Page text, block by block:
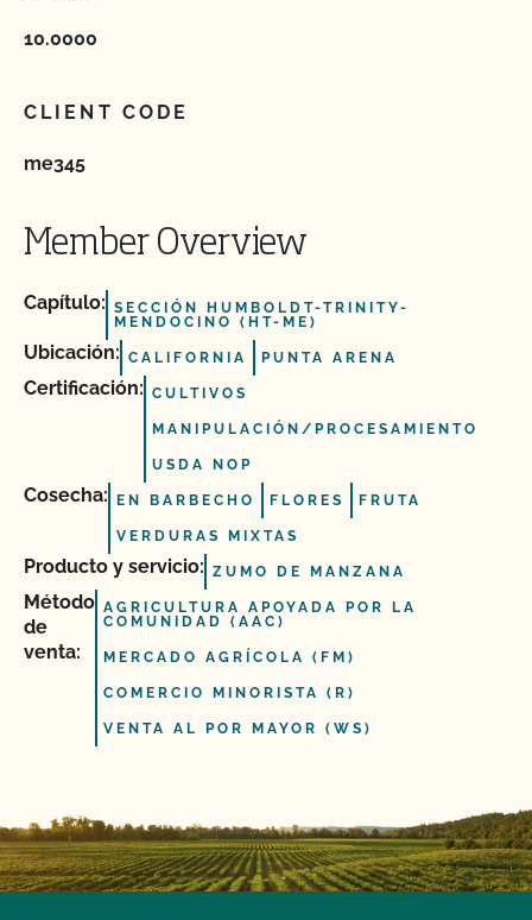
10.0000
CLIENT CODE
me345
Member Overview
Capítulo: SECCIÓN HUMBOLDT-TRINITY-
MENDOCINO (HT-ME)
Ubicación: CALIFORNIA PUNTA ARENA
Certificación: CULTIVOS
MANIPULACIÓN/PROCESAMIENTO
USDA NOP
Cosecha: EN BARBECHO FLORES FRUTA
VERDURAS MIXTAS
Producto y servicio: ZUMO DE MANZANA
Método
de
venta:
AGRICULTURA APOYADA POR LA
COMUNIDAD (AAC)
MERCADO AGRÍCOLA (FM)
COMERCIO MINORISTA (R)
VENTA AL POR MAYOR (WS)